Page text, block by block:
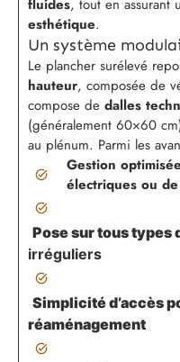
fluides, tout en assurant
esthétique.
Un système
Le plancher surélevé
hauteur, composée de
compose de dalles
(généralement 60×60
au plénum. Parmi les
Gestion
électriques ou
Pose sur tous types
irréguliers
Simplicité d’accès
réaménagement